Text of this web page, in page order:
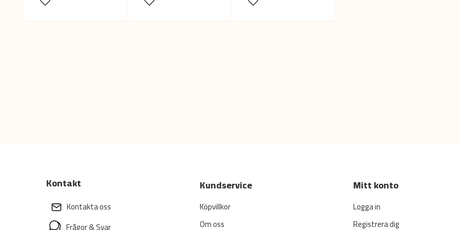
Kontakt
Kontakta oss
Kundservice
Köpvillkor
Om oss
Mitt konto
Logga in
Registrera dig